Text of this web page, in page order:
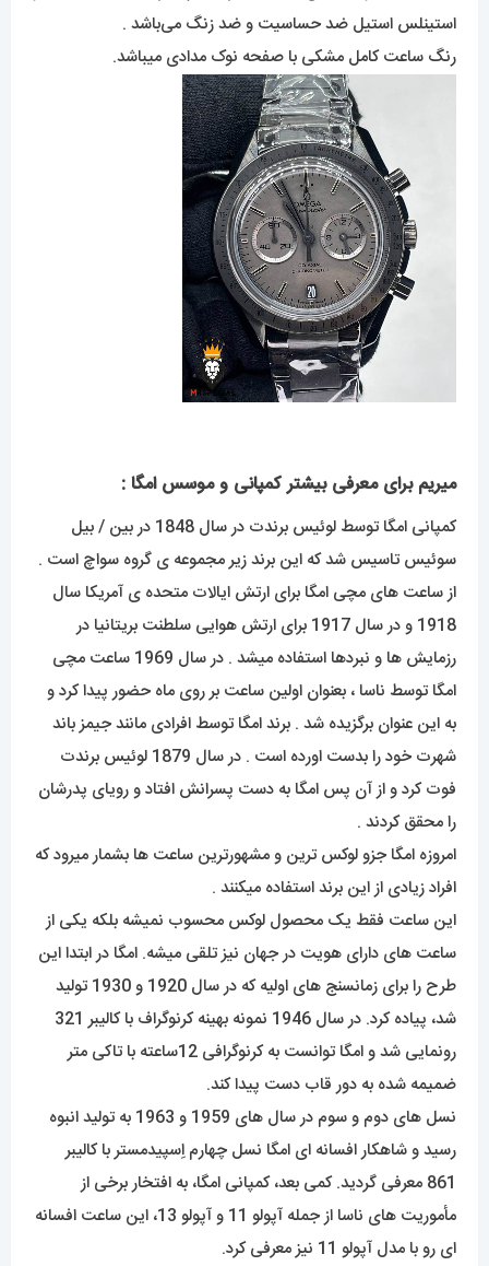
استینلس استیل ضد حساسیت و ضد زنگ می‌باشد .
رنگ ساعت کامل مشکی با صفحه نوک مدادی میباشد.
میریم برای معرفی بیشتر کمپانی و موسس امگا :
کمپانی امگا توسط لوئیس برندت در سال 1848 در بین / بیل
سوئیس تاسیس شد که این برند زیر مجموعه ی گروه سواچ است .
از ساعت های مچی امگا برای ارتش ایالات متحده ی آمریکا سال
1918 و در سال 1917 برای ارتش هوایی سلطنت بریتانیا در
رزمایش ها و نبردها استفاده میشد . در سال 1969 ساعت مچی
امگا توسط ناسا ، بعنوان اولین ساعت بر روی ماه حضور پیدا کرد و
به این عنوان برگزیده شد . برند امگا توسط افرادی مانند جیمز باند
شهرت خود را بدست اورده است . در سال 1879 لوئیس برندت
فوت کرد و از آن پس امگا به دست پسرانش افتاد و رویای پدرشان
را محقق کردند .
امروزه امگا جزو لوکس ترین و مشهورترین ساعت ها بشمار میرود که
افراد زیادی از این برند استفاده میکنند .
این ساعت فقط یک محصول لوکس محسوب نمیشه بلکه یکی از
ساعت های دارای هویت در جهان نیز تلقی میشه. امگا در ابتدا این
طرح را برای زمانسنج های اولیه که در سال 1920 و 1930 تولید
شد، پیاده کرد. در سال 1946 نمونه بهینه کرنوگراف با کالیبر 321
رونمایی شد و امگا توانست به کرنوگرافی 12ساعته با تاکی متر
ضمیمه شده به دور قاب دست پیدا کند.
نسل های دوم و سوم در سال های 1959 و 1963 به تولید انبوه
رسید و شاهکار افسانه ای امگا نسل چهارم اِسپیدمستر با کالیبر
861 معرفی گردید. کمی بعد، کمپانی امگا، به افتخار برخی از
مأموریت های ناسا از جمله آپولو 11 و آپولو 13، این ساعت افسانه
ای رو با مدل آپولو 11 نیز معرفی کرد.